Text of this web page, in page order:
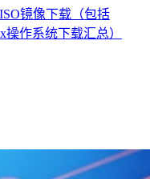
镜像下载（包括
操作系统下载汇总）